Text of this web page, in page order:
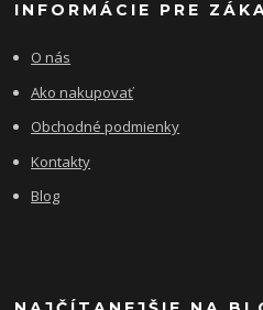
INFORMÁCIE PRE
O nás
Ako nakupovať
Obchodné podmienky
Kontakty
Blog